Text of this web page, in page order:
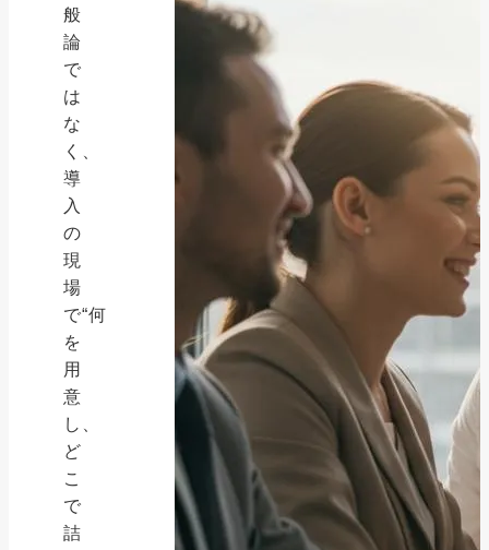
般
論
で
は
な
く、
導
入
の
現
場
で“何
を
用
意
し、
ど
こ
で
詰